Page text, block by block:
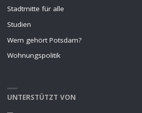
Stadtmitte für alle
Studien
Wem gehört Potsdam?
Wohnungspolitik
UNTERSTÜTZT VON